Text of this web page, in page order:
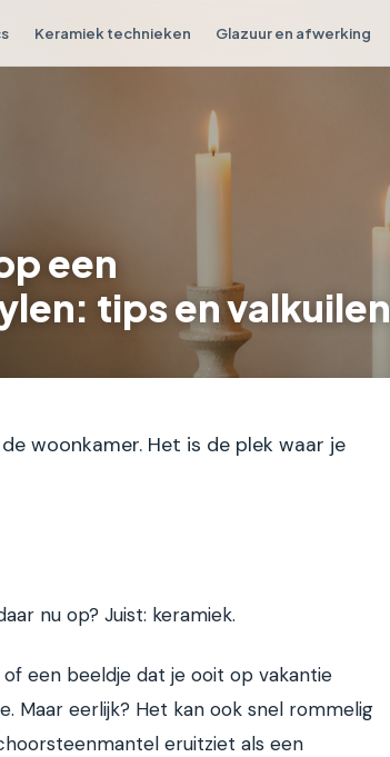
Keramiek technieken Glazuur en afwerking
een
tips en valkuilen
woonkamer. Het is de plek waar je
nu op? Juist: keramiek.
een beeldje dat je ooit op vakantie
Maar eerlijk? Het kan ook snel rommelig
eruitziet als een